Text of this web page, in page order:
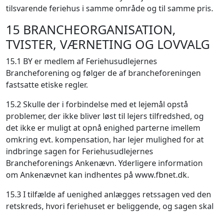
tilsvarende feriehus i samme område og til samme pris.
15 BRANCHEORGANISATION,
TVISTER, VÆRNETING OG LOVVALG
15.1 BY er medlem af Feriehusudlejernes
Brancheforening og følger de af brancheforeningen
fastsatte etiske regler.
15.2 Skulle der i forbindelse med et lejemål opstå
problemer, der ikke bliver løst til lejers tilfredshed, og
det ikke er muligt at opnå enighed parterne imellem
omkring evt. kompensation, har lejer mulighed for at
indbringe sagen for Feriehusudlejernes
Brancheforenings Ankenævn. Yderligere information
om Ankenævnet kan indhentes på www.fbnet.dk.
15.3 I tilfælde af uenighed anlægges retssagen ved den
retskreds, hvori feriehuset er beliggende, og sagen skal